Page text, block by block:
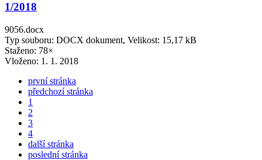
1/2018
9056.docx
Typ souboru: DOCX dokument, Velikost: 15,17 kB
Staženo: 78×
Vloženo: 1. 1. 2018
první stránka
předchozí stránka
1
2
3
4
další stránka
poslední stránka